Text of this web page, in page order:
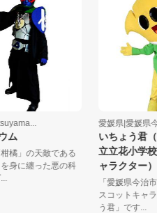
ウム
「柑橘」の天敵である
」を身に纏った悪の科
ダ...
愛媛県|愛
いちょう
立立花小
ャラクタ
「愛媛県今
スコット
う君」です...